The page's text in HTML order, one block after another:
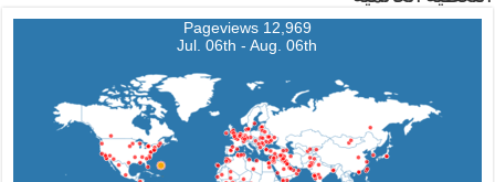
12,969 Pageviews
Jul. 06th - Aug. 06th